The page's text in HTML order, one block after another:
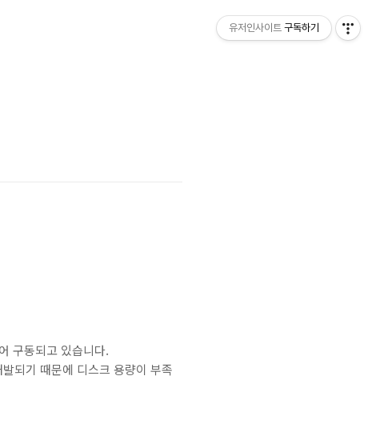
구동되고 있습니다.
되기 때문에 디스크 용량이 부족
유저인사이트 구독하기